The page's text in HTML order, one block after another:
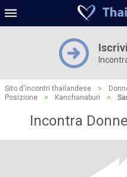
Sito d'incontri thailandese >
Posizione
> Kanchanaburi >
Incontra